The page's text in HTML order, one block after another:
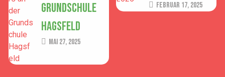
Grundschule
Hagsfeld
Mai 27, 2025
Februar 17, 2025